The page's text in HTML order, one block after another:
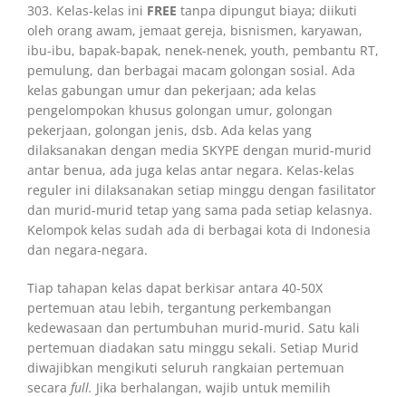
303. Kelas-kelas ini FREE tanpa dipungut biaya; diikuti
oleh orang awam, jemaat gereja, bisnismen, karyawan,
ibu-ibu, bapak-bapak, nenek-nenek, youth, pembantu RT,
pemulung, dan berbagai macam golongan sosial. Ada
kelas gabungan umur dan pekerjaan; ada kelas
pengelompokan khusus golongan umur, golongan
pekerjaan, golongan jenis, dsb. Ada kelas yang
dilaksanakan dengan media SKYPE dengan murid-murid
antar benua, ada juga kelas antar negara. Kelas-kelas
reguler ini dilaksanakan setiap minggu dengan fasilitator
dan murid-murid tetap yang sama pada setiap kelasnya.
Kelompok kelas sudah ada di berbagai kota di Indonesia
dan negara-negara.
Tiap tahapan kelas dapat berkisar antara 40-50X
pertemuan atau lebih, tergantung perkembangan
kedewasaan dan pertumbuhan murid-murid. Satu kali
pertemuan diadakan satu minggu sekali. Setiap Murid
diwajibkan mengikuti seluruh rangkaian pertemuan
secara full. Jika berhalangan, wajib untuk memilih